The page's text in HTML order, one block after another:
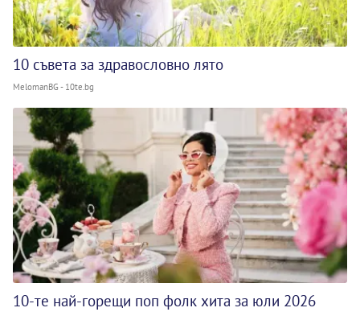
10 съвета за здравословно лято
MelomanBG - 10te.bg
10-те най-горещи поп фолк хита за юли 2026